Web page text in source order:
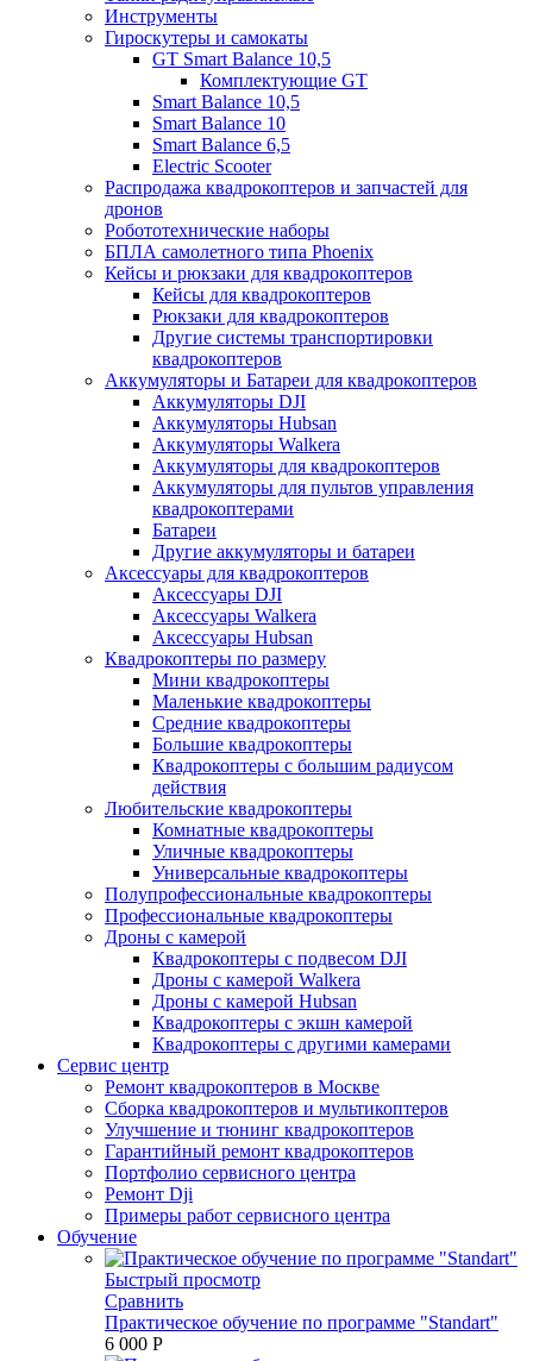
Инструменты
Гироскутеры и самокаты
GT Smart Balance 10,5
Комплектующие GT
Smart Balance 10,5
Smart Balance 10
Smart Balance 6,5
Electric Scooter
Распродажа квадрокоптеров и запчастей для
дронов
Робототехнические наборы
БПЛА самолетного типа Phoenix
Кейсы и рюкзаки для квадрокоптеров
Кейсы для квадрокоптеров
Рюкзаки для квадрокоптеров
Другие системы транспортировки
квадрокоптеров
Аккумуляторы и Батареи для квадрокоптеров
Аккумуляторы DJI
Аккумуляторы Hubsan
Аккумуляторы Walkera
Аккумуляторы для квадрокоптеров
Аккумуляторы для пультов управления
квадрокоптерами
Батареи
Другие аккумуляторы и батареи
Аксессуары для квадрокоптеров
Аксессуары DJI
Аксессуары Walkera
Аксессуары Hubsan
Квадрокоптеры по размеру
Мини квадрокоптеры
Маленькие квадрокоптеры
Средние квадрокоптеры
Большие квадрокоптеры
Квадрокоптеры с большим радиусом
действия
Любительские квадрокоптеры
Комнатные квадрокоптеры
Уличные квадрокоптеры
Универсальные квадрокоптеры
Полупрофессиональные квадрокоптеры
Профессиональные квадрокоптеры
Дроны с камерой
Квадрокоптеры с подвесом DJI
Дроны с камерой Walkera
Дроны с камерой Hubsan
Квадрокоптеры с экшн камерой
Квадрокоптеры с другими камерами
Сервис центр
Ремонт квадрокоптеров в Москве
Сборка квадрокоптеров и мультикоптеров
Улучшение и тюнинг квадрокоптеров
Гарантийный ремонт квадрокоптеров
Портфолио сервисного центра
Ремонт Dji
Примеры работ сервисного центра
Обучение
Быстрый просмотр
Сравнить
Практическое обучение по программе "Standart"
6 000 P